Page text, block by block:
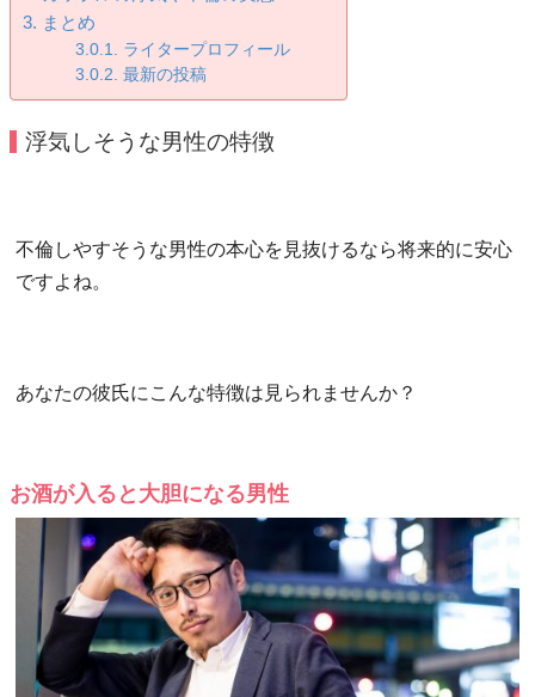
まとめ
ライタープロフィール
最新の投稿
浮気しそうな男性の特徴
不倫しやすそうな男性の本心を見抜けるなら将来的に安心
ですよね。
あなたの彼氏にこんな特徴は見られませんか？
お酒が入ると大胆になる男性